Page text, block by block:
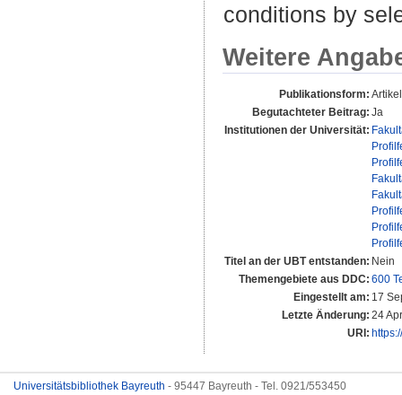
conditions by
Weitere
Publikationsform:
Begutachteter Beitrag: Ja
Institutionen der Universität:
Titel an der UBT entstanden: Nein
Themengebiete aus DDC: 600
Eingestellt am: 17
Letzte Änderung: 24
URI:
Universitätsbibliothek Bayreuth - 95447 Bayreuth - Tel. 0921/553450